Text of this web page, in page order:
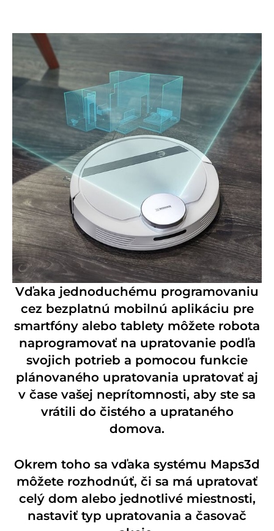
Vďaka jednoduchému programovaniu
cez bezplatnú mobilnú aplikáciu pre
smartfóny alebo tablety môžete robota
naprogramovať na upratovanie podľa
svojich potrieb a pomocou funkcie
plánovaného upratovania upratovať aj
v čase vašej neprítomnosti, aby ste sa
vrátili do čistého a uprataného
domova.
Okrem toho sa vďaka systému Maps3d
môžete rozhodnúť, či sa má upratovať
celý dom alebo jednotlivé miestnosti,
nastaviť typ upratovania a časovač